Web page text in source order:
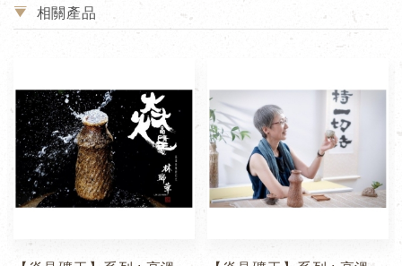
相關產品